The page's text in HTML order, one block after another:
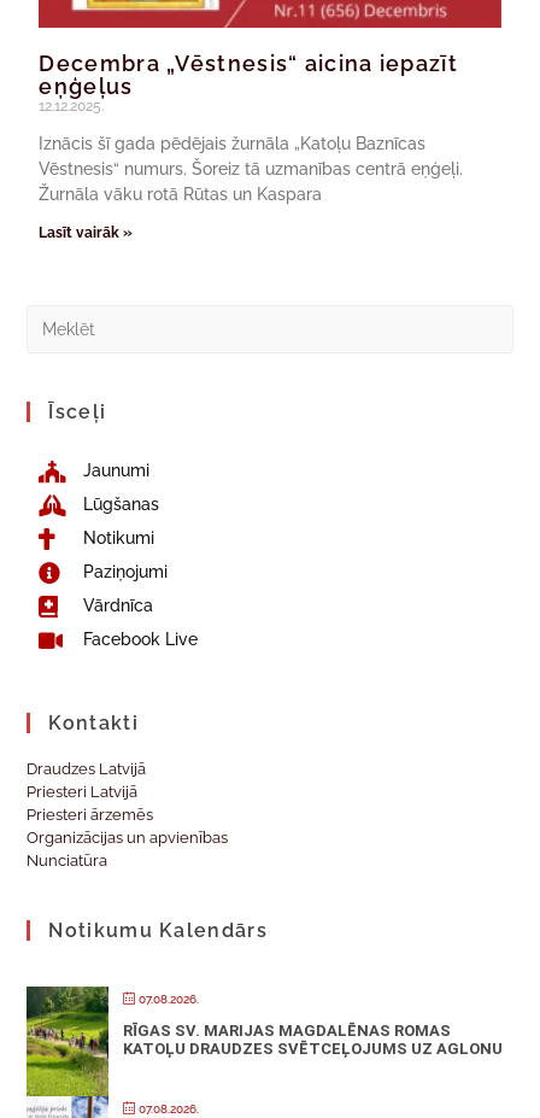
Decembra „Vēstnesis“ aicina iepazīt
eņģeļus
12.12.2025.
Iznācis šī gada pēdējais žurnāla „Katoļu Baznīcas
Vēstnesis“ numurs. Šoreiz tā uzmanības centrā eņģeļi.
Žurnāla vāku rotā Rūtas un Kaspara
Lasīt vairāk »
Īsceļi
Jaunumi
Lūgšanas
Notikumi
Paziņojumi
Vārdnīca
Facebook Live
Kontakti
Draudzes Latvijā
Priesteri Latvijā
Priesteri ārzemēs
Organizācijas un apvienības
Nunciatūra
Notikumu Kalendārs
07.08.2026.
RĪGAS SV. MARIJAS MAGDALĒNAS ROMAS
KATOĻU DRAUDZES SVĒTCEĻOJUMS UZ AGLONU
07.08.2026.